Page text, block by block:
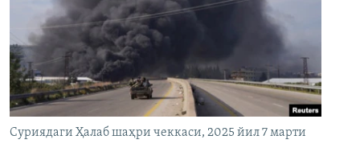
Суриядаги Ҳалаб шаҳри чеккаси, 2025 йил 7 марти